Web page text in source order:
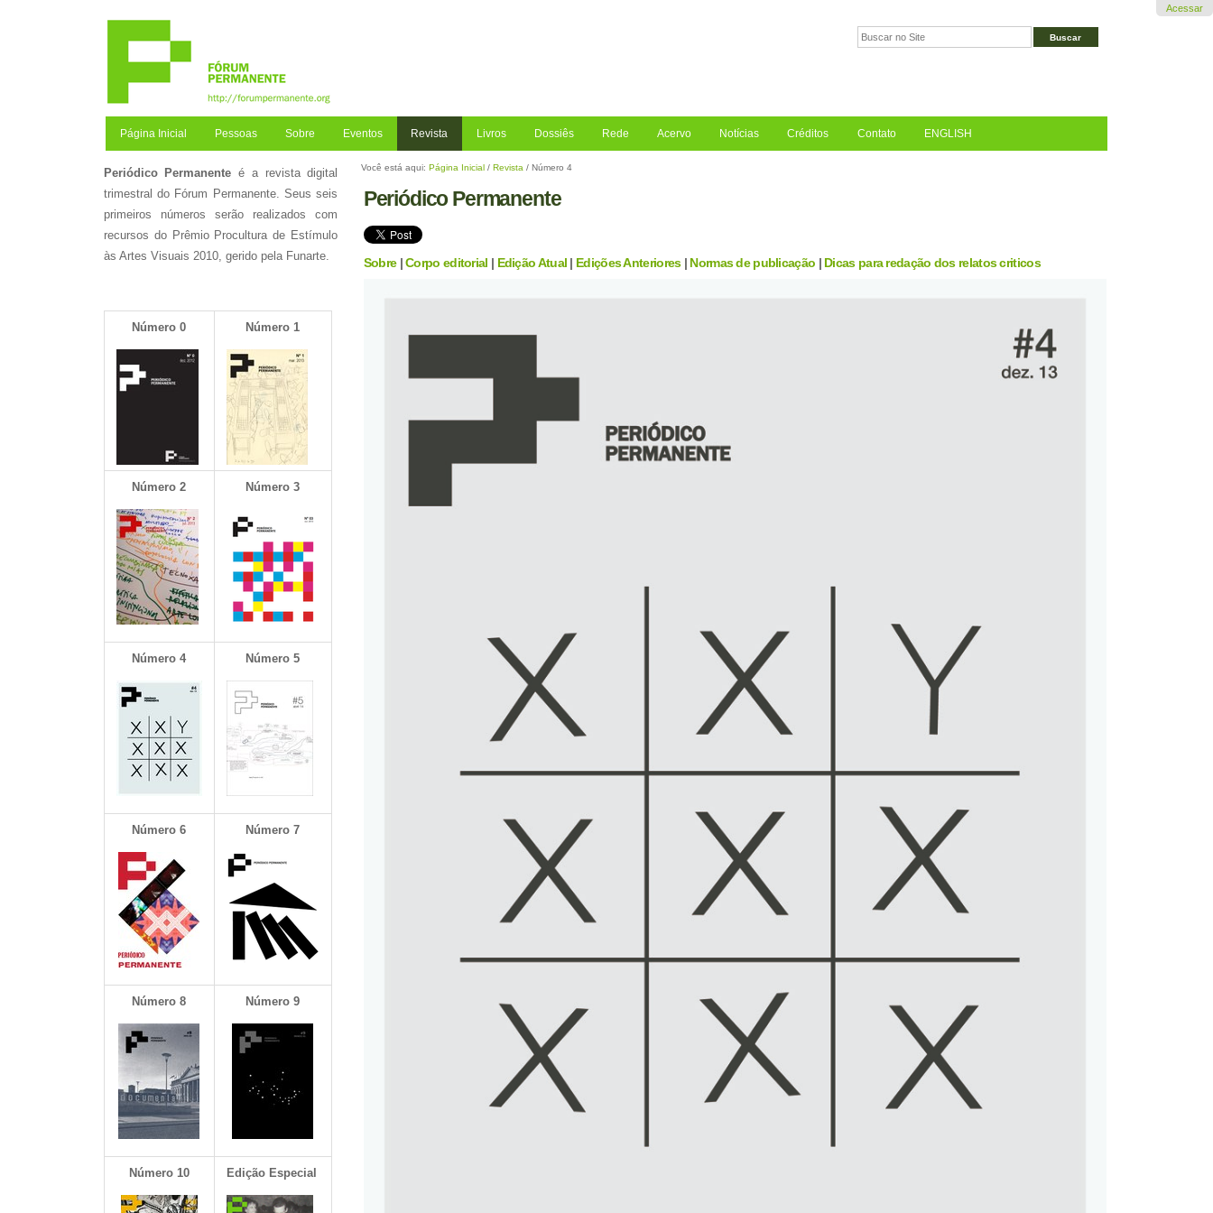
Acessar
Busca
Página Inicial Pessoas Sobre Eventos Revista Livros Dossiês Rede Acervo Notícias Créditos Contato ENGLISH
Você está aqui: Página Inicial / Revista / Número 4
Periódico Permanente
Sobre|Corpo editorial | Edição Atual | Edições Anteriores| Normas de publicação | Dicas para redação dos relatos criticos
Periódico Permanenteé a revista digital
trimestral do Fórum Permanente. Seus seis
primeiros números serão realizados com
recursos do Prêmio Procultura de Estímulo
às Artes Visuais 2010, gerido pela Funarte.
Número 0 Número 1
Número 2 Número 3
Número 4 Número 5
Número 6 Número 7
Número 8 Número 9
Número 10 Edição Especial